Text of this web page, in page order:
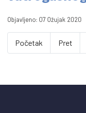
Objavljeno: 07 Ožujak 2020
Početak Pret